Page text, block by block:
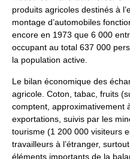
produits agricoles destinés à
montage d’automobiles
encore en 1973 que 6 000
occupant au total 637 000
la population active.
Le bilan économique des
agricole. Coton, tabac, fruits
comptent, approximativement
exportations, suivis par les
tourisme (1 200 000 visiteurs
travailleurs à l’étranger,
éléments importants de la